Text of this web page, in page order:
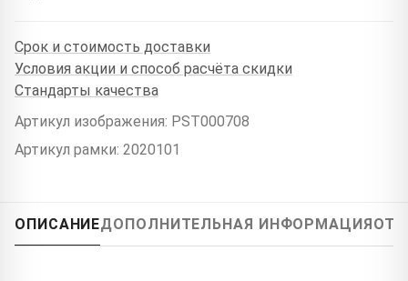
Срок и стоимость доставки
Условия акции и способ расчёта скидки
Стандарты качества
Артикул изображения: PST000708
Артикул рамки: 2020101
ОПИСАНИЕДОПОЛНИТЕЛЬНАЯ ИНФОРМАЦИЯ